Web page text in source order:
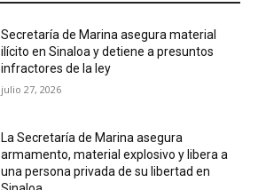
Secretaría de Marina asegura material
ilícito en Sinaloa y detiene a presuntos
infractores de la ley
julio 27, 2026
La Secretaría de Marina asegura
armamento, material explosivo y libera a
una persona privada de su libertad en